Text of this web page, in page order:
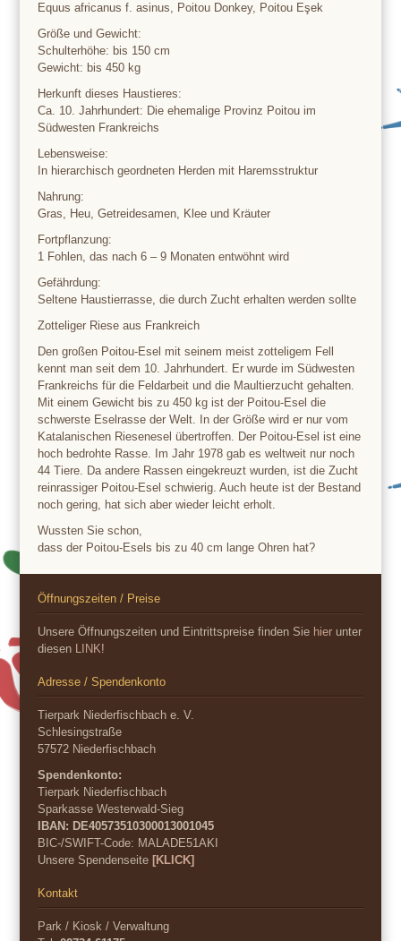
Equus africanus f. asinus, Poitou Donkey, Poitou Eşek
Größe und Gewicht:
Schulterhöhe: bis 150 cm
Gewicht: bis 450 kg
Herkunft dieses Haustieres:
Ca. 10. Jahrhundert: Die ehemalige Provinz Poitou im
Südwesten Frankreichs
Lebensweise:
In hierarchisch geordneten Herden mit Haremsstruktur
Nahrung:
Gras, Heu, Getreidesamen, Klee und Kräuter
Fortpflanzung:
1 Fohlen, das nach 6 – 9 Monaten entwöhnt wird
Gefährdung:
Seltene Haustierrasse, die durch Zucht erhalten werden sollte
Zotteliger Riese aus Frankreich
Den großen Poitou-Esel mit seinem meist zotteligem Fell
kennt man seit dem 10. Jahrhundert. Er wurde im Südwesten
Frankreichs für die Feldarbeit und die Maultierzucht gehalten.
Mit einem Gewicht bis zu 450 kg ist der Poitou-Esel die
schwerste Eselrasse der Welt. In der Größe wird er nur vom
Katalanischen Riesenesel übertroffen. Der Poitou-Esel ist eine
hoch bedrohte Rasse. Im Jahr 1978 gab es weltweit nur noch
44 Tiere. Da andere Rassen eingekreuzt wurden, ist die Zucht
reinrassiger Poitou-Esel schwierig. Auch heute ist der Bestand
noch gering, hat sich aber wieder leicht erholt.
Wussten Sie schon,
dass der Poitou-Esels bis zu 40 cm lange Ohren hat?
Öffnungszeiten / Preise
Unsere Öffnungszeiten und Eintrittspreise finden Sie hier unter
diesen LINK!
Adresse / Spendenkonto
Tierpark Niederfischbach e. V.
Schlesingstraße
57572 Niederfischbach
Spendenkonto:
Tierpark Niederfischbach
Sparkasse Westerwald-Sieg
IBAN: DE40573510300013001045
BIC-/SWIFT-Code: MALADE51AKI
Unsere Spendenseite [KLICK]
Kontakt
Park / Kiosk / Verwaltung